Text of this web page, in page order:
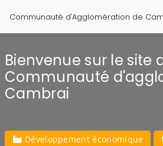
Communauté d'Agglomération de
Bienvenue sur le site
Communauté
Cambrai
Développement économique